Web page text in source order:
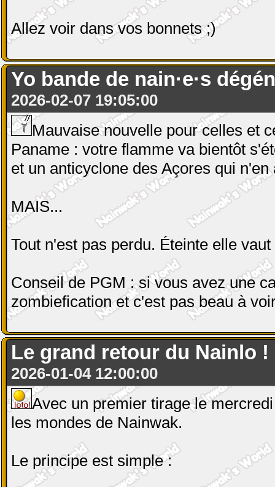
Allez voir dans vos bonnets ;)
Yo bande de nain·e·s
2026-02-07 19:05:00
Mauvaise nouvelle pour celles et
Paname : votre flamme va bientôt
et un anticyclone des Açores qui
MAIS...
Tout n'est pas perdu. Éteinte elle
Conseil de PGM : si vous avez une
zombiefication et c'est pas beau à
Le grand retour du Nainlo
2026-01-04 12:00:00
Avec un premier tirage le
les mondes de Nainwak.
Le principe est simple :